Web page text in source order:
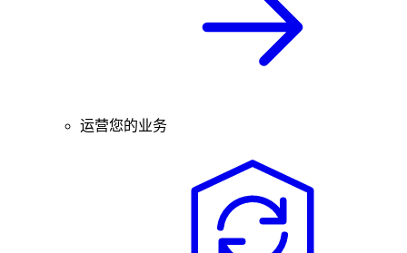
运营您的业务